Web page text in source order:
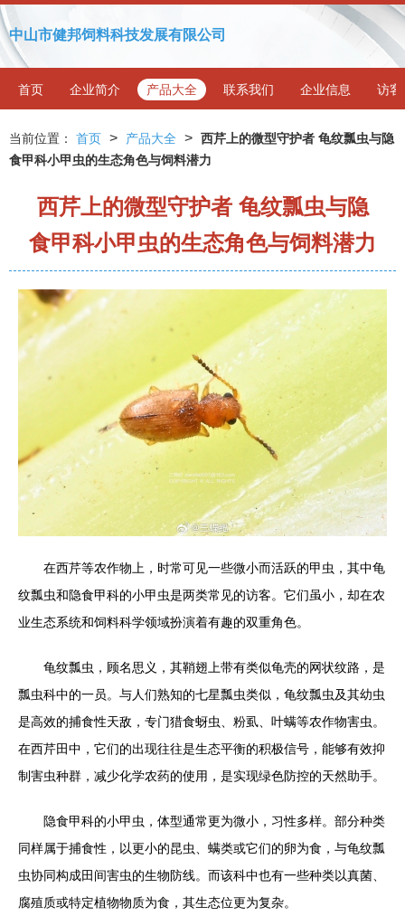
中山市健邦饲料科技发展有限公司
首页 企业简介 产品大全 联系我们 企业信息 访客
当前位置： 首页 > 产品大全 > 西芹上的微型守护者 龟纹瓢虫与隐
食甲科小甲虫的生态角色与饲料潜力
西芹上的微型守护者 龟纹瓢虫与隐
食甲科小甲虫的生态角色与饲料潜力
在西芹等农作物上，时常可见一些微小而活跃的甲虫，其中龟
纹瓢虫和隐食甲科的小甲虫是两类常见的访客。它们虽小，却在农
业生态系统和饲料科学领域扮演着有趣的双重角色。
龟纹瓢虫，顾名思义，其鞘翅上带有类似龟壳的网状纹路，是
瓢虫科中的一员。与人们熟知的七星瓢虫类似，龟纹瓢虫及其幼虫
是高效的捕食性天敌，专门猎食蚜虫、粉虱、叶螨等农作物害虫。
在西芹田中，它们的出现往往是生态平衡的积极信号，能够有效抑
制害虫种群，减少化学农药的使用，是实现绿色防控的天然助手。
隐食甲科的小甲虫，体型通常更为微小，习性多样。部分种类
同样属于捕食性，以更小的昆虫、螨类或它们的卵为食，与龟纹瓢
虫协同构成田间害虫的生物防线。而该科中也有一些种类以真菌、
腐殖质或特定植物物质为食，其生态位更为复杂。